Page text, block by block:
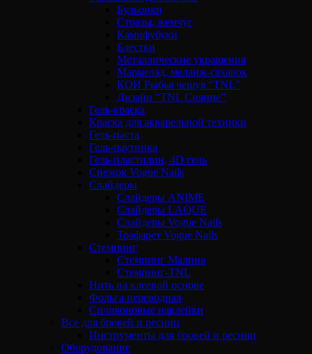
Бульонки
Стразы, жемчуг
Камифубуки
Блестки
Металлические украшения
Мармелад, меланж-сахарок
КОИ Рыбья чешуя “TNL”
Дизайн “TNL Сияние”
Гель-краска
Краска для акварельной техники
Гель-паста
Гель-паутинка
Гель-пластилин, 4D гель
Снежок Vogue Nails
Слайдеры
Слайдеры ANIME
Слайдеры LAQUE
Слайдеры Vogue Nails
Трафарет Vogue Nails
Стемпинг
Стемпинг Малина
Стемпинг-TNL
Нить на клеевой основе
Фольга переводная
Силиконовые наклейки
Все для бровей и ресниц
Инструменты для бровей и ресниц
Оборудование